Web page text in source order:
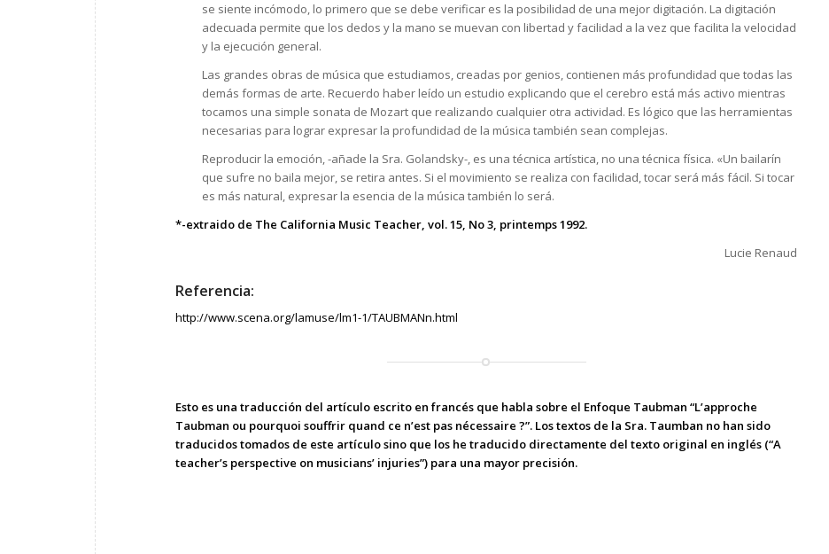
se siente incómodo, lo primero que se debe verificar es la posibilidad de una mejor digitación. La digitación
adecuada permite que los dedos y la mano se muevan con libertad y facilidad a la vez que facilita la velocidad
y la ejecución general.
Las grandes obras de música que estudiamos, creadas por genios, contienen más profundidad que todas las
demás formas de arte. Recuerdo haber leído un estudio explicando que el cerebro está más activo mientras
tocamos una simple sonata de Mozart que realizando cualquier otra actividad. Es lógico que las herramientas
necesarias para lograr expresar la profundidad de la música también sean complejas.
Reproducir la emoción, -añade la Sra. Golandsky-, es una técnica artística, no una técnica física. «Un bailarín
que sufre no baila mejor, se retira antes. Si el movimiento se realiza con facilidad, tocar será más fácil. Si tocar
es más natural, expresar la esencia de la música también lo será.
*-extraido de The California Music Teacher, vol. 15, No 3, printemps 1992.
Lucie Renaud
Referencia:
http://www.scena.org/lamuse/lm1-1/TAUBMANn.html
Esto es una traducción del artículo escrito en francés que habla sobre el Enfoque Taubman “L’approche
Taubman ou pourquoi souffrir quand ce n’est pas nécessaire ?”. Los textos de la Sra. Taumban no han sido
traducidos tomados de este artículo sino que los he traducido directamente del texto original en inglés (“A
teacher’s perspective on musicians’ injuries”) para una mayor precisión.